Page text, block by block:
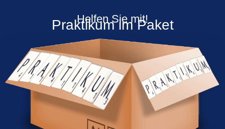
Helfen Sie mit!
Praktikum im Paket